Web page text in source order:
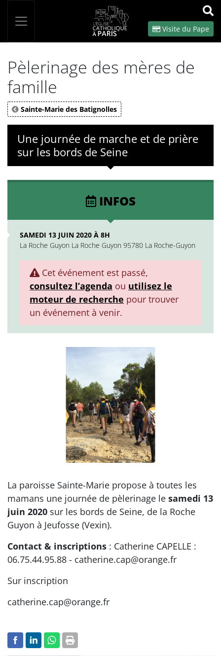
OK
Visite du Pape
Pèlerinage des mères de
famille
Sainte-Marie des Batignolles
Une journée de marche et de prière
sur les bords de Seine
INFOS
SAMEDI 13 JUIN 2020 À 8H
La Roche Guyon La Roche Guyon 95780 La Roche-Guyon
Cet événement est passé,
consultez l’agenda ou utilisez le
moteur de recherche pour trouver
un événement à venir.
La paroisse Sainte-Marie propose à toutes les
mamans une journée de pèlerinage le samedi 13
juin 2020 sur les bords de Seine, de la Roche
Guyon à Jeufosse (Vexin).
Contact & inscriptions : Catherine CAPELLE :
06.75.44.95.88 - catherine.cap@orange.fr
Sur inscription
catherine.cap@orange.fr
Panneau de gestion des cookies